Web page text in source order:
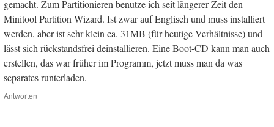
gemacht. Zum Partitionieren benutze ich seit längerer Zeit den
Minitool Partition Wizard. Ist zwar auf Englisch und muss installiert
werden, aber ist sehr klein ca. 31MB (für heutige Verhältnisse) und
lässt sich rückstandsfrei deinstallieren. Eine Boot-CD kann man auch
erstellen, das war früher im Programm, jetzt muss man da was
separates runterladen.
Antworten